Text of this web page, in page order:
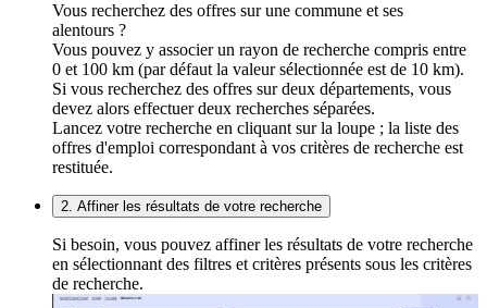
Vous recherchez des offres sur une commune et ses
alentours ?
Vous pouvez y associer un rayon de recherche compris entre
0 et 100 km (par défaut la valeur sélectionnée est de 10 km).
Si vous recherchez des offres sur deux départements, vous
devez alors effectuer deux recherches séparées.
Lancez votre recherche en cliquant sur la loupe ; la liste des
offres d'emploi correspondant à vos critères de recherche est
restituée.
2. Affiner les résultats de votre recherche
Si besoin, vous pouvez affiner les résultats de votre recherche
en sélectionnant des filtres et critères présents sous les critères
de recherche.